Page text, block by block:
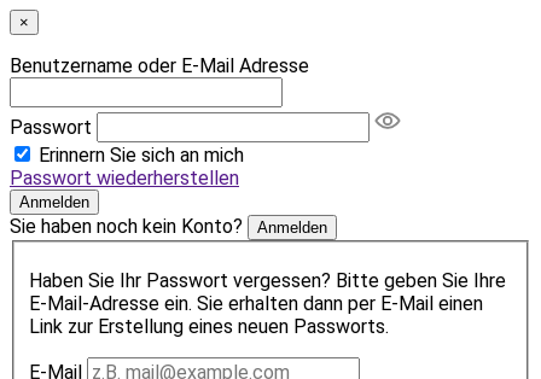
×
Benutzername oder E-Mail Adresse
Passwort
Erinnern Sie sich an mich
Passwort wiederherstellen
Anmelden
Sie haben noch kein Konto? Anmelden
Haben Sie Ihr Passwort vergessen? Bitte geben Sie Ihre
E-Mail-Adresse ein. Sie erhalten dann per E-Mail einen
Link zur Erstellung eines neuen Passworts.
E-Mail